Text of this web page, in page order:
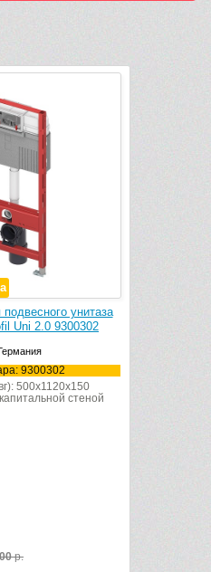
унитаза
Uni 2.0 9300302
Германия
9300302
500x1120x150
стеной
р.